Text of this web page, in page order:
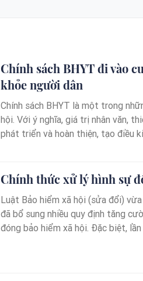
Chính sách BHYT đi vào
khỏe người dân
Chính sách BHYT là một trong
hội. Với ý nghĩa, giá trị nhân văn,
phát triển và hoàn thiện, tạo điều
Chính thức xử lý hình sự
Luật Bảo hiểm xã hội (sửa đổi)
đã bổ sung nhiều quy định tăng
đóng bảo hiểm xã hội. Đặc biệt,